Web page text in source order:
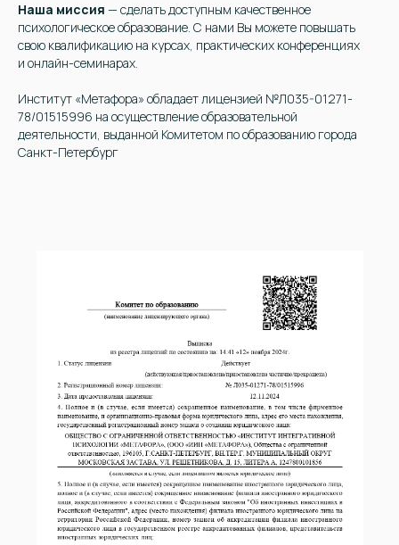
Наша миссия — сделать доступным качественное
психологическое образование. С нами Вы можете повышать
свою квалификацию на курсах, практических конференциях
и онлайн-семинарах.
Институт «Метафора» обладает лицензией №Л035-01271-
78/01515996 на осуществление образовательной
деятельности, выданной Комитетом по образованию города
Санкт-Петербург